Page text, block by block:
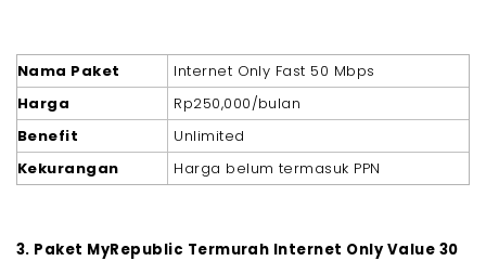
Nama Paket
Internet Only Fast 50 Mbps
Harga
Rp250,000/bulan
Benefit
Unlimited
Kekurangan
Harga belum termasuk PPN
3. Paket MyRepublic Termurah Internet Only Value 30